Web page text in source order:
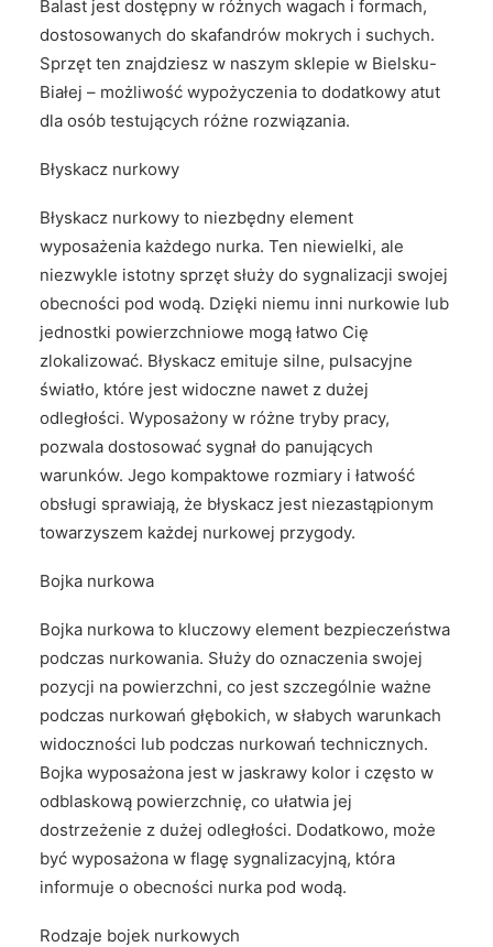
Balast jest dostępny w różnych wagach i formach,
dostosowanych do skafandrów mokrych i suchych.
Sprzęt ten znajdziesz w naszym sklepie w Bielsku-
Białej – możliwość wypożyczenia to dodatkowy atut
dla osób testujących różne rozwiązania.
Błyskacz nurkowy
Błyskacz nurkowy to niezbędny element
wyposażenia każdego nurka. Ten niewielki, ale
niezwykle istotny sprzęt służy do sygnalizacji swojej
obecności pod wodą. Dzięki niemu inni nurkowie lub
jednostki powierzchniowe mogą łatwo Cię
zlokalizować. Błyskacz emituje silne, pulsacyjne
światło, które jest widoczne nawet z dużej
odległości. Wyposażony w różne tryby pracy,
pozwala dostosować sygnał do panujących
warunków. Jego kompaktowe rozmiary i łatwość
obsługi sprawiają, że błyskacz jest niezastąpionym
towarzyszem każdej nurkowej przygody.
Bojka nurkowa
Bojka nurkowa to kluczowy element bezpieczeństwa
podczas nurkowania. Służy do oznaczenia swojej
pozycji na powierzchni, co jest szczególnie ważne
podczas nurkowań głębokich, w słabych warunkach
widoczności lub podczas nurkowań technicznych.
Bojka wyposażona jest w jaskrawy kolor i często w
odblaskową powierzchnię, co ułatwia jej
dostrzeżenie z dużej odległości. Dodatkowo, może
być wyposażona w flagę sygnalizacyjną, która
informuje o obecności nurka pod wodą.
Rodzaje bojek nurkowych